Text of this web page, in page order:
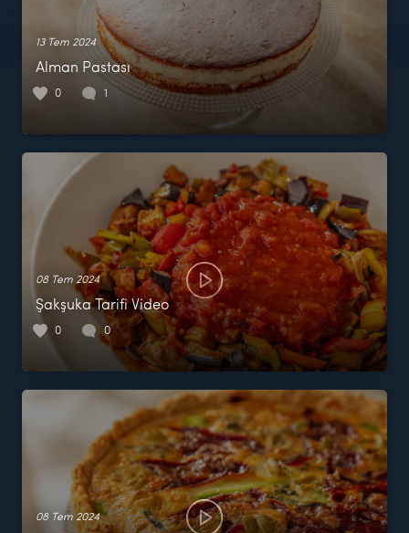
13 Tem 2024
Alman Pastası
0 1
08 Tem 2024
Şakşuka Tarifi Video
0 0
08 Tem 2024